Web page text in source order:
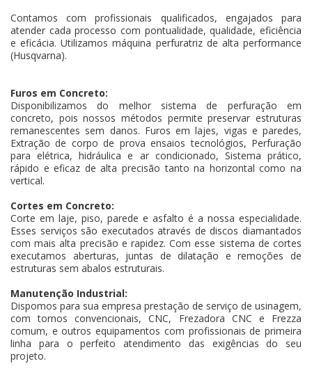
Contamos com profissionais qualificados, engajados para
atender cada processo com pontualidade, qualidade, eficiência
e eficácia. Utilizamos máquina perfuratriz de alta performance
(Husqvarna).
Furos em Concreto:
Disponibilizamos do melhor sistema de perfuração em
concreto, pois nossos métodos permite preservar estruturas
remanescentes sem danos. Furos em lajes, vigas e paredes,
Extração de corpo de prova ensaios tecnológios, Perfuração
para elétrica, hidráulica e ar condicionado, Sistema prático,
rápido e eficaz de alta precisão tanto na horizontal como na
vertical.
Cortes em Concreto:
Corte em laje, piso, parede e asfalto é a nossa especialidade.
Esses serviços são executados através de discos diamantados
com mais alta precisão e rapidez. Com esse sistema de cortes
executamos aberturas, juntas de dilatação e remoções de
estruturas sem abalos estruturais.
Manutenção Industrial:
Dispomos para sua empresa prestação de serviço de usinagem,
com tornos convencionais, CNC, Frezadora CNC e Frezza
comum, e outros equipamentos com profissionais de primeira
linha para o perfeito atendimento das exigências do seu
projeto.